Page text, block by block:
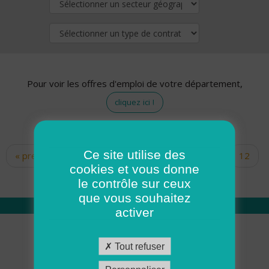
Pour voir les offres d'emploi de votre département,
cliquez ici !
Pages
« premier ‹ précédent … 10
12
14 15 16 17
Qui sommes nous
Académie ADMR
Ce site utilise des
cookies et vous donne
le contrôle sur ceux
que vous souhaitez
activer
Tout refuser